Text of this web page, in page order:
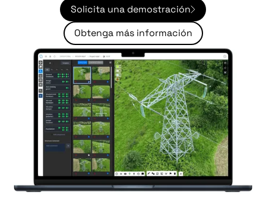
Solicita una demostración
Obtenga más información